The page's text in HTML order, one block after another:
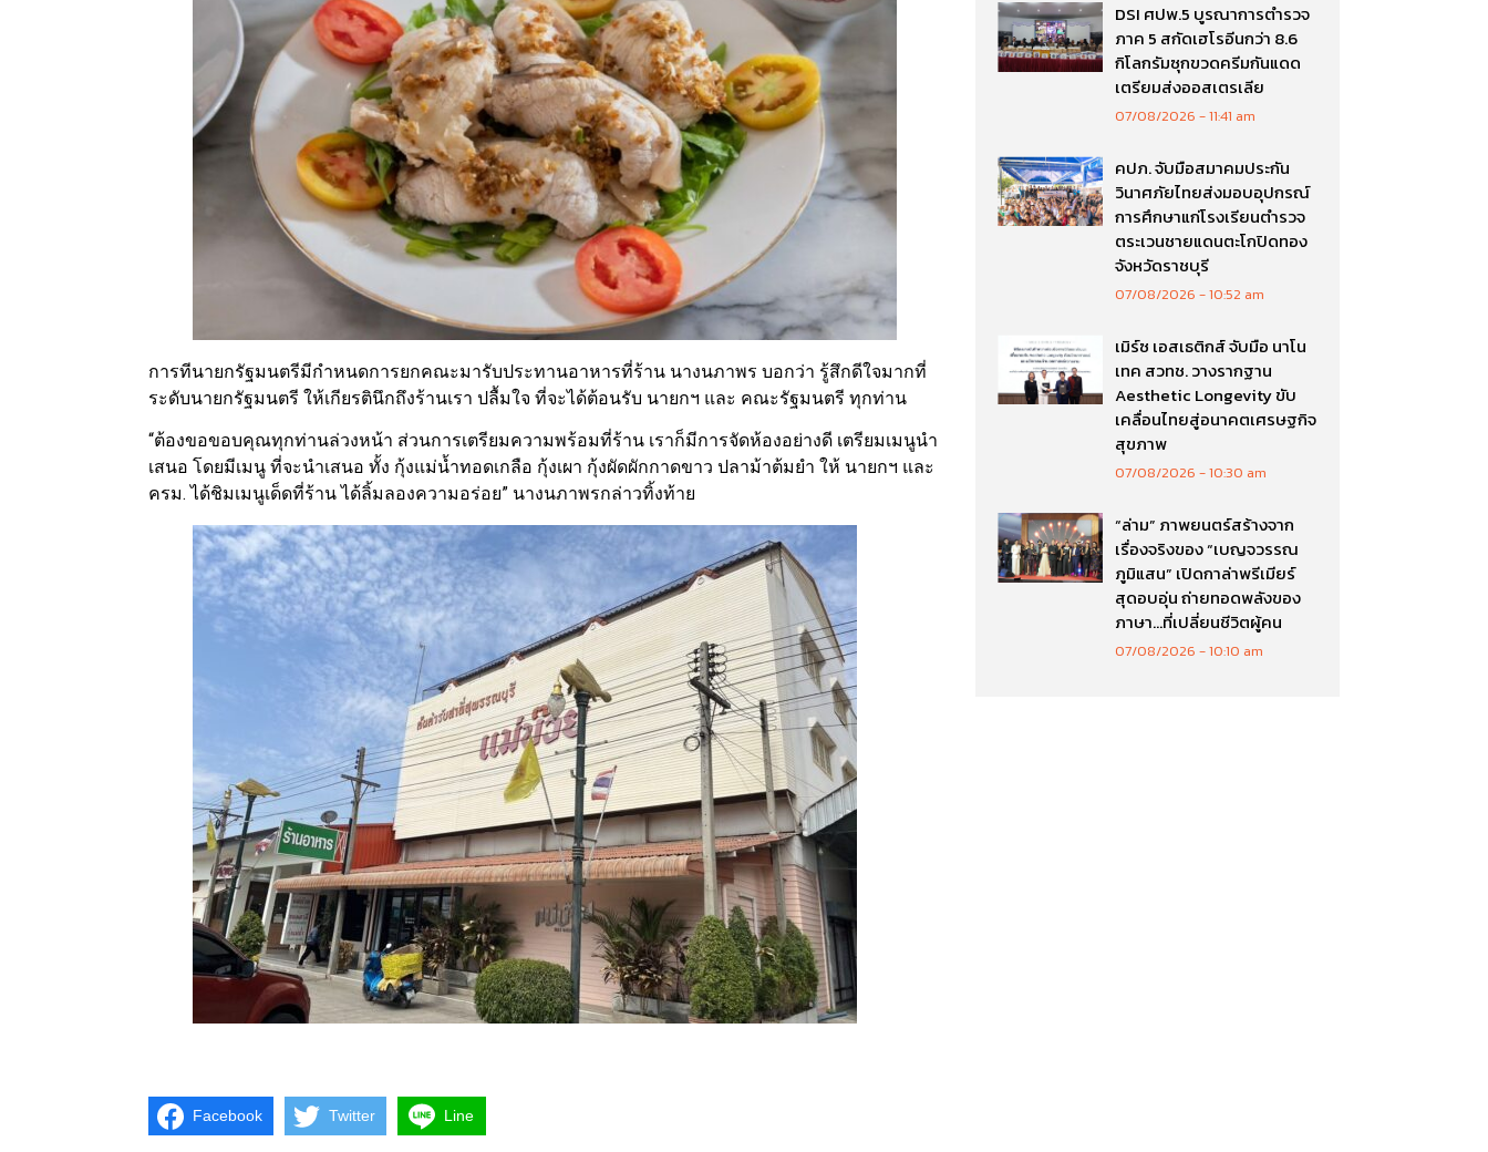
การทีนายกรัฐมนตรีมีกำหนดการยกคณะมารับประทานอาหารที่ร้าน นางนภาพร บอกว่า รู้สึกดีใจมากที่
ระดับนายกรัฐมนตรี ให้เกียรตินึกถึงร้านเรา ปลื้มใจ ที่จะได้ต้อนรับ นายกฯ และ คณะรัฐมนตรี ทุกท่าน
“ต้องขอขอบคุณทุกท่านล่วงหน้า ส่วนการเตรียมความพร้อมที่ร้าน เราก็มีการจัดห้องอย่างดี เตรียมเมนูนำ
เสนอ โดยมีเมนู ที่จะนำเสนอ ทั้ง กุ้งแม่น้ำทอดเกลือ กุ้งเผา กุ้งผัดผักกาดขาว ปลาม้าต้มยำ ให้ นายกฯ และ
ครม. ได้ชิมเมนูเด็ดที่ร้าน ได้ลิ้มลองความอร่อย” นางนภาพรกล่าวทิ้งท้าย
Facebook Twitter Line
DSI ศปพ.5 บูรณาการตำรวจ
ภาค 5 สกัดเฮโรอีนกว่า 8.6
กิโลกรัมซุกขวดครีมกันแดด
เตรียมส่งออสเตรเลีย
07/08/2026 11:41 am
คปภ. จับมือสมาคมประกัน
วินาศภัยไทยส่งมอบอุปกรณ์
การศึกษาแก่โรงเรียนตำรวจ
ตระเวนชายแดนตะโกปิดทอง
จังหวัดราชบุรี
07/08/2026 10:52 am
เมิร์ซ เอสเธติกส์ จับมือ นาโน
เทค สวทช. วางรากฐาน
Aesthetic Longevity ขับ
เคลื่อนไทยสู่อนาคตเศรษฐกิจ
สุขภาพ
07/08/2026 10:30 am
“ล่าม” ภาพยนตร์สร้างจาก
เรื่องจริงของ “เบญจวรรณ
ภูมิแสน” เปิดกาล่าพรีเมียร์
สุดอบอุ่น ถ่ายทอดพลังของ
ภาษา…ที่เปลี่ยนชีวิตผู้คน
07/08/2026 10:10 am